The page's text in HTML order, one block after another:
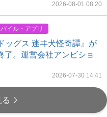
2026-08-01 08:20
イル・アプリ
ッグス 迷ヰ犬怪奇譚』が
了。運営会社アンビショ
2026-07-30 14:41
る